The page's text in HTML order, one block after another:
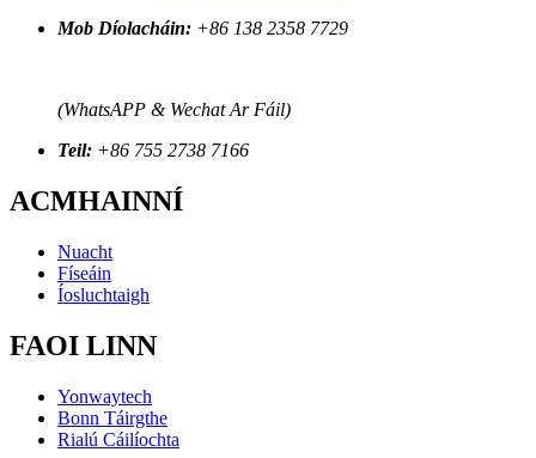
Mob Díolacháin: +86 138 2358 7729
(WhatsAPP & Wechat Ar Fáil)
Teil: +86 755 2738 7166
ACMHAINNÍ
Nuacht
Físeáin
Íosluchtaigh
FAOI LINN
Yonwaytech
Bonn Táirgthe
Rialú Cáilíochta